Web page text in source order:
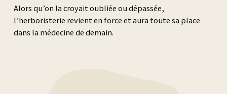
Septembre 2026
APP1 ¦ Cycle 1 ASCA ¦ 2026
APP3 ¦ Cycle 3 ASCA ¦
Alors qu’on la croyait oubliée ou dépassée,
l’herboristerie revient en force et aura toute sa place
dans la médecine de demain.